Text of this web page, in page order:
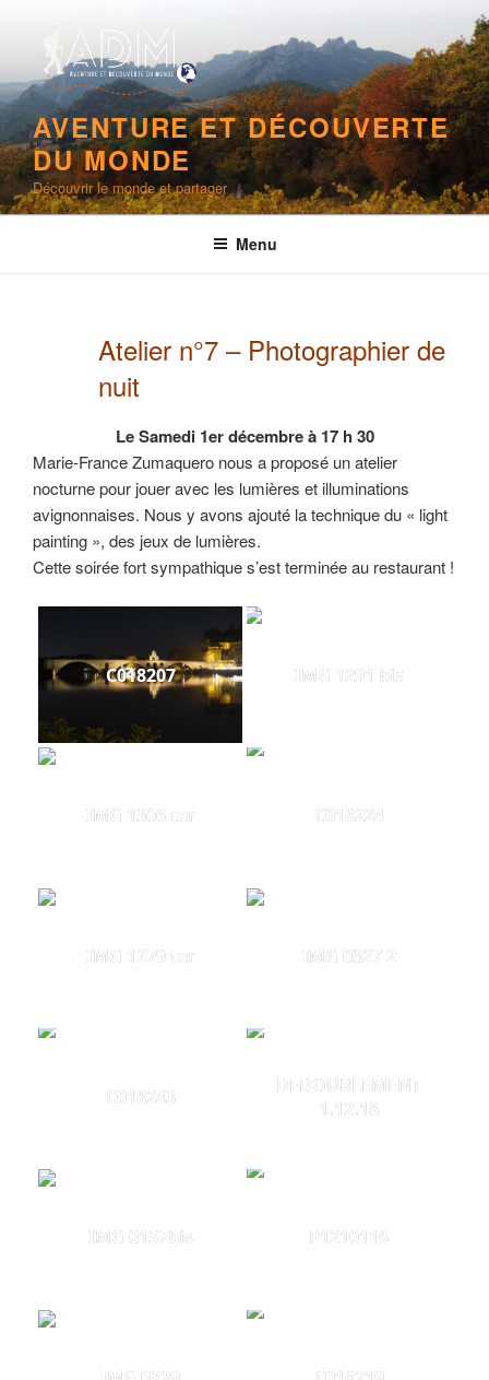
contenu
principal
AVENTURE ET DÉCOUVERTE
DU MONDE
Découvrir le monde et partager
Menu
Atelier n°7 – Photographier de
nuit
Le Samedi 1er décembre à 17 h 30
Marie-France Zumaquero nous a proposé un atelier
nocturne pour jouer avec les lumières et illuminations
avignonnaises. Nous y avons ajouté la technique du « light
painting », des jeux de lumières.
Cette soirée fort sympathique s’est terminée au restaurant !
C018207 IMG 1291 bis
IMG 1306 ter C018224
IMG 1279 ter IMG 0327 2
C018243
DEDOUBLEMENT
1.12.18
IMG 0157bis P1210116